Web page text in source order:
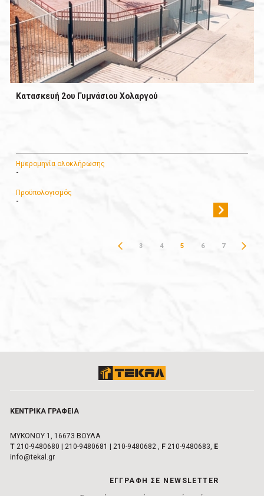
Κατασκευή 2ου Γυμνάσιου Χολαργού
Ημερομηνία ολοκλήρωσης
-
Προϋπολογισμός
-
3 4 5 6 7
ΚΕΝΤΡΙΚA ΓΡΑΦΕIΑ
ΜΥΚΟΝΟΥ 1, 16673 ΒΟΥΛA
Τ 210-9480680 210-9480681 210-9480682, F210-9480683, E
info@tekal.gr
EΓΓΡΑΦΗ ΣΕ NEWSLETTER